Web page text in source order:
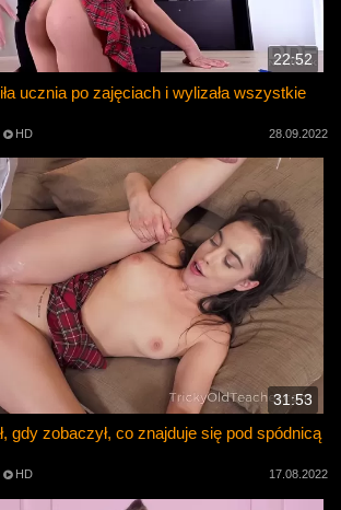
22:52
ucznia po zajęciach i wylizała wszystkie
HD 28.09.2022
31:53
gdy zobaczył, co znajduje się pod spódnicą
HD 17.08.2022